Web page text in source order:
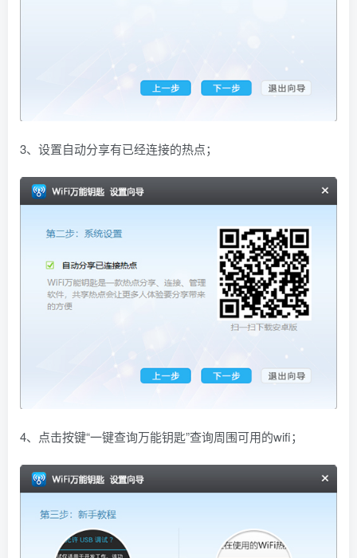
3、设置自动分享有已经连接的热点；
4、点击按键“一键查询万能钥匙”查询周围可用的wifi；